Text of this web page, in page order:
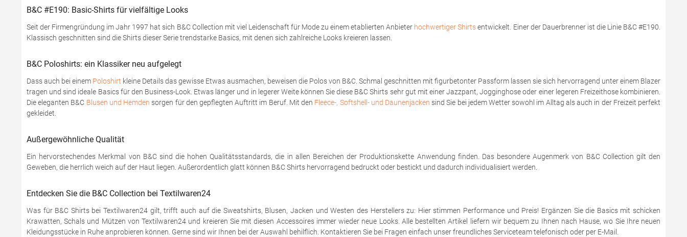
B&C #E190: Basic-Shirts für vielfältige Looks
Seit der Firmengründung im Jahr 1997 hat sich B&C Collection mit viel Leidenschaft für Mode zu einem etablierten Anbieter hochwertiger Shirtsentwickelt. Einer der Dauerbrenner ist die Linie B&C #E190.
Klassisch geschnitten sind die Shirts dieser Serie trendstarke Basics, mit denen sich zahlreiche Looks kreieren lassen.
B&C Poloshirts: ein Klassiker neu aufgelegt
Dass auch bei einem Poloshirt kleine Details das gewisse Etwas ausmachen, beweisen die Polos von B&C. Schmal geschnitten mit figurbetonter Passform lassen sie sich hervorragend unter einem Blazer
tragen und sind ideale Basics für den Business-Look. Etwas länger und in legerer Weite können Sie diese B&C Shirts sehr gut mit einer Jazzpant, Jogginghose oder einer legeren Freizeithose kombinieren.
Die eleganten B&C Blusen und Hemden sorgen für den gepflegten Auftritt im Beruf. Mit den Fleece-, Softshell- und Daunenjacken sind Sie bei jedem Wetter sowohl im Alltag als auch in der Freizeit perfekt
gekleidet.
Außergewöhnliche Qualität
Ein hervorstechendes Merkmal von B&C sind die hohen Qualitätsstandards, die in allen Bereichen der Produktionskette Anwendung finden. Das besondere Augenmerk von B&C Collection gilt den
Geweben, die herrlich weich auf der Haut liegen. Außerordentlich glatt können B&C Shirts hervorragend bedruckt oder bestickt und dadurch individualisiert werden.
Entdecken Sie die B&C Collection bei Textilwaren24
Was für B&C Shirts bei Textilwaren24 gilt, trifft auch auf die Sweatshirts, Blusen, Jacken und Westen des Herstellers zu: Hier stimmen Performance und Preis! Ergänzen Sie die Basics mit schicken
Krawatten, Schals und Mützen von Textilwaren24 und kreieren Sie mit diesen Accessoires immer wieder neue Looks. Alle bestellten Artikel liefern wir bequem zu Ihnen nach Hause, wo Sie Ihre neuen
Kleidungsstücke in Ruhe anprobieren können. Gerne sind wir Ihnen bei der Auswahl behilflich. Kontaktieren Sie bei Fragen einfach unser freundliches Serviceteam telefonisch oder per E-Mail.